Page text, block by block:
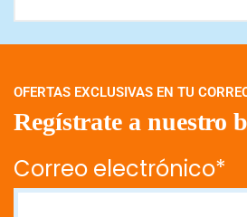
OFERTAS EXCLUSIVAS EN TU
Regístrate a nuestro
Correo electrónico*